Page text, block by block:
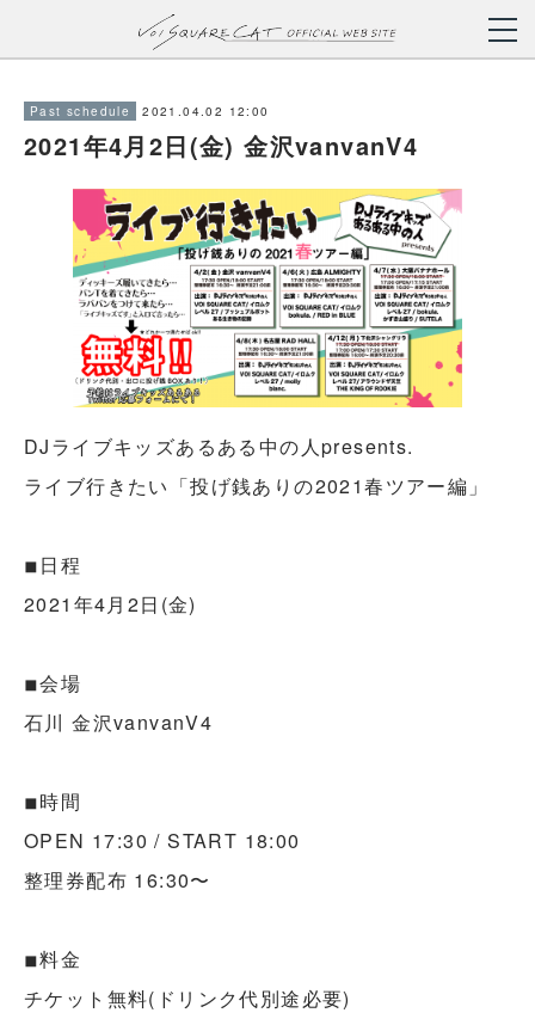
Past schedule 2021.04.02 12:00
2021年4月2日(金) 金沢vanvanV4
DJライブキッズあるある中の人presents.
ライブ行きたい「投げ銭ありの2021春ツアー編」
◾︎日程
2021年4月2日(金)
◾︎会場
石川 金沢vanvanV4
◾︎時間
OPEN 17:30 / START 18:00
整理券配布 16:30〜
◾︎料金
チケット無料(ドリンク代別途必要)